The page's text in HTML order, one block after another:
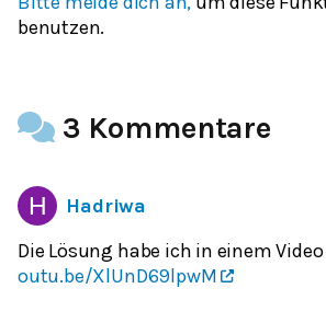
benutzen.
3 Kommentare
Hadriwa
Die Lösung habe ich in einem
outu.be/XlUnD69lpwM